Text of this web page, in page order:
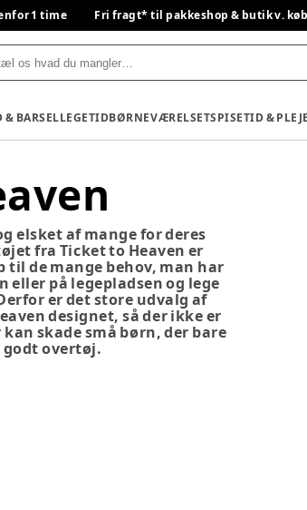
1 time Fri fragt* til pakkeshop & butik v.
& BARSELLEGETIDBØRNEVÆRELSETSPISETID & PLEJE
elsket af mange for deres
fra Ticket to Heaven er
til de mange behov, man har
eller på legepladsen og lege
er det store udvalg af
designet, så der ikke er
skade små børn, der bare
godt overtøj.